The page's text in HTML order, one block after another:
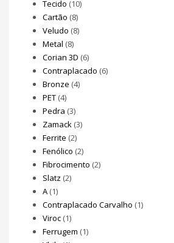
Tecido (10)
Cartão (8)
Veludo (8)
Metal (8)
Corian 3D (6)
Contraplacado (6)
Bronze (4)
PET (4)
Pedra (3)
Zamack (3)
Ferrite (2)
Fenólico (2)
Fibrocimento (2)
Slatz (2)
A (1)
Contraplacado Carvalho (1)
Viroc (1)
Ferrugem (1)